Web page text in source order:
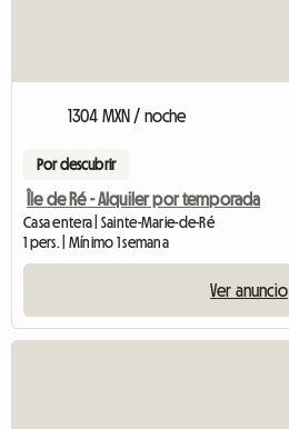
1304 MXN / noche
Por descubrir
Île de Ré - Alquiler por temporada
Casa entera | Sainte-Marie-de-Ré
1 pers. | Mínimo 1 semana
Ver anuncio